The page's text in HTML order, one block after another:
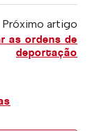
Próximo artigo
as ordens de
deportação